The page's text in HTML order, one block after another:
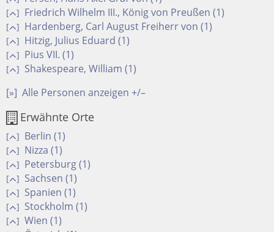
[ ] Friedrich Wilhelm III., König von Preußen (1)
[ ] Hardenberg, Carl August Freiherr von (1)
[ ] Hitzig, Julius Eduard (1)
[ ] Pius VII. (1)
[ ] Shakespeare, William (1)
[»] Alle Personen anzeigen +/–
Erwähnte Orte
[ ] Berlin (1)
[ ] Nizza (1)
[ ] Petersburg (1)
[ ] Sachsen (1)
[ ] Spanien (1)
[ ] Stockholm (1)
[ ] Wien (1)